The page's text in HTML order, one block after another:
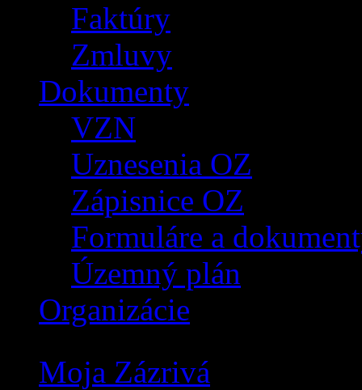
Faktúry
Zmluvy
Dokumenty
VZN
Uznesenia OZ
Zápisnice OZ
Formuláre a
Územný plán
Organizácie
Moja Zázrivá